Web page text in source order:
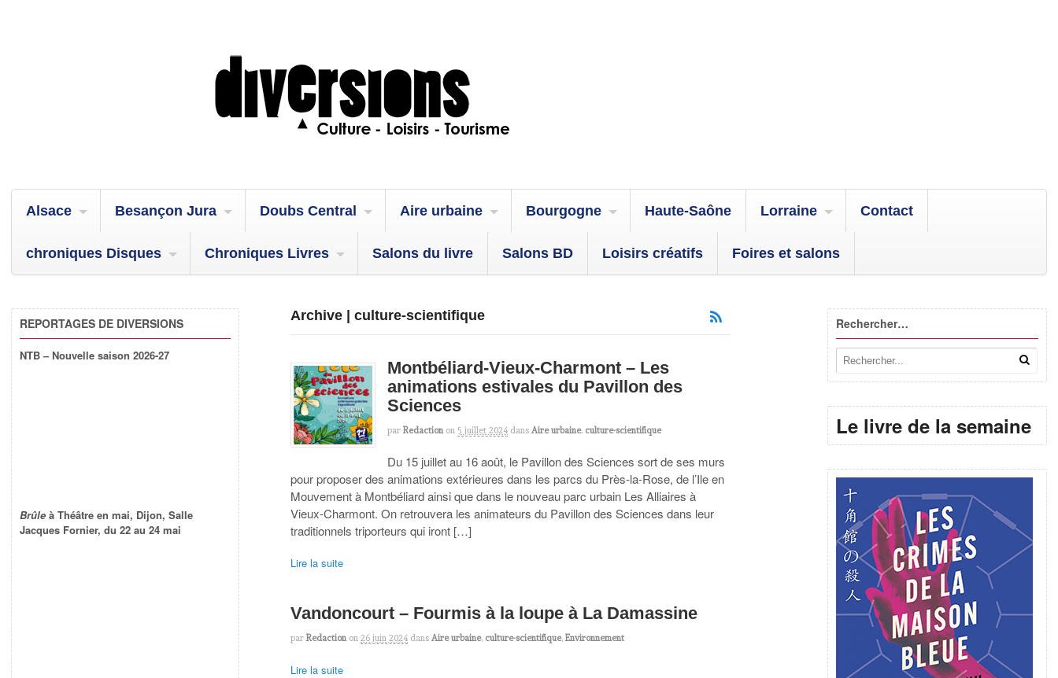
Alsace Besançon Jura Doubs Central Aire urbaine Bourgogne Haute-Saône Lorraine Contact
chroniques Disques Chroniques Livres Salons du livre Salons BD Loisirs créatifs Foires et salons
Archive | culture-scientifique
Montbéliard-Vieux-Charmont – Les
animations estivales du Pavillon des
Sciences
par Redaction on 5 juillet 2024 dans Aire urbaine, culture-scientifique
Du 15 juillet au 16 août, le Pavillon des Sciences sort de ses murs
pour proposer des animations extérieures dans les parcs du Près-la-Rose, de l’Ile en
Mouvement à Montbéliard ainsi que dans le nouveau parc urbain Les Alliaires à
Vieux-Charmont. On retrouvera les animateurs du Pavillon des Sciences dans leur
traditionnels triporteurs qui iront […]
Lire la suite
Vandoncourt – Fourmis à la loupe à La Damassine
par Redaction on 26 juin 2024 dans Aire urbaine, culture-scientifique,Environnement
Lire la suite
Rechercher…
Le livre de la semaine
REPORTAGES DE DIVERSIONS
NTB – Nouvelle saison 2026-27
Brûle à Théâtre en mai, Dijon, Salle
Jacques Fornier, du 22 au 24 mai